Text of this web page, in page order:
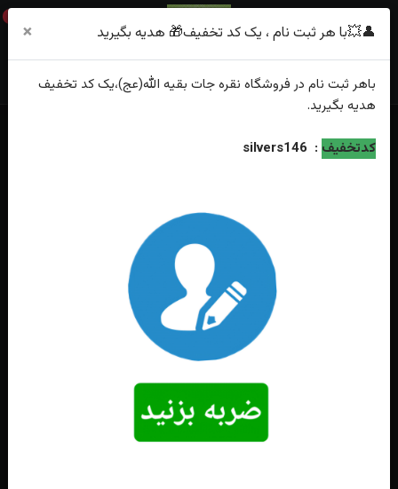
0
خانه
فهرست محصولات
انگشتر نقره عقیق زردشرف الشمس اصل(دعای شرف الشمس)
👤💥با هر ثبت نام ، یک کد تخفیف🎁 هدیه بگیرید ×
باهر ثبت نام در فروشگاه نقره جات بقیه الله(عج)،یک کد تخفیف
هدیه بگیرید.
کدتخفیف :
silvers146